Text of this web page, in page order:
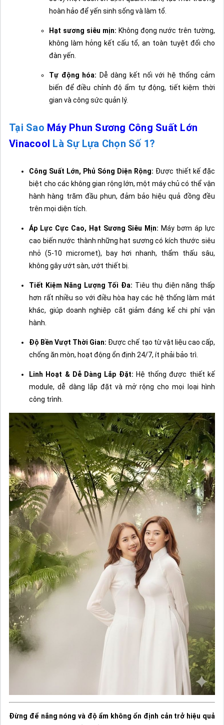
hoàn hảo để yến sinh sống và làm tổ.
Hạt sương siêu mịn: Không đọng nước trên tường,
không làm hỏng kết cấu tổ, an toàn tuyệt đối cho
đàn yến.
Tự động hóa: Dễ dàng kết nối với hệ thống cảm
biến để điều chỉnh độ ẩm tự động, tiết kiệm thời
gian và công sức quản lý.
Tại Sao Máy Phun Sương Công Suất Lớn
Vinacool Là Sự Lựa Chọn Số 1?
Công Suất Lớn, Phủ Sóng Diện Rộng: Được thiết kế đặc
biệt cho các không gian rộng lớn, một máy chủ có thể vận
hành hàng trăm đầu phun, đảm bảo hiệu quả đồng đều
trên mọi diện tích.
Áp Lực Cực Cao, Hạt Sương Siêu Mịn: Máy bơm áp lực
cao biến nước thành những hạt sương có kích thước siêu
nhỏ (5-10 micromet), bay hơi nhanh, thẩm thấu sâu,
không gây ướt sàn, ướt thiết bị.
Tiết Kiệm Năng Lượng Tối Đa: Tiêu thụ điện năng thấp
hơn rất nhiều so với điều hòa hay các hệ thống làm mát
khác, giúp doanh nghiệp cắt giảm đáng kể chi phí vận
hành.
Độ Bền Vượt Thời Gian: Được chế tạo từ vật liệu cao cấp,
chống ăn mòn, hoạt động ổn định 24/7, ít phải bảo trì.
Linh Hoạt & Dễ Dàng Lắp Đặt: Hệ thống được thiết kế
module, dễ dàng lắp đặt và mở rộng cho mọi loại hình
công trình.
Đừng để nắng nóng và độ ẩm không ổn định cản trở hiệu quả